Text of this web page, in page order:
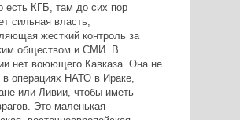
есть КГБ, там до сих пор
сильная власть,
жесткий контроль за
обществом и СМИ. В
нет воюющего Кавказа. Она не
в операциях НАТО в Ираке,
или Ливии, чтобы иметь
Это маленькая